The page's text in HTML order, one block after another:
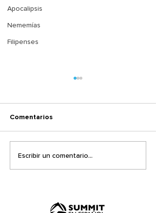
Apocalipsis
Nememías
Filipenses
El mismo Sentir
Comentarios
Escribir un comentario...